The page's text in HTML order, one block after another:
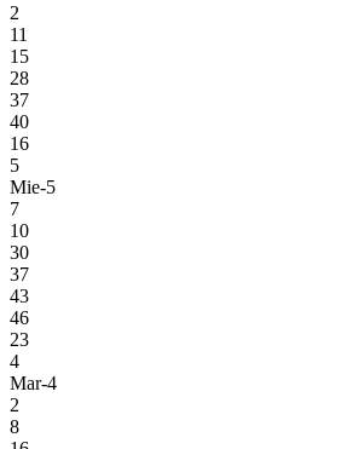
2
11
15
28
37
40
16
5
Mie-5
7
10
30
37
43
46
23
4
Mar-4
2
8